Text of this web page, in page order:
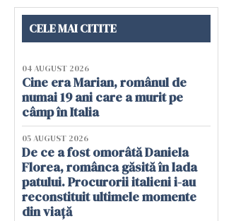
CELE MAI CITITE
04 AUGUST 2026
Cine era Marian, românul de
numai 19 ani care a murit pe
câmp în Italia
05 AUGUST 2026
De ce a fost omorâtă Daniela
Florea, românca găsită în lada
patului. Procurorii italieni i-au
reconstituit ultimele momente
din viață